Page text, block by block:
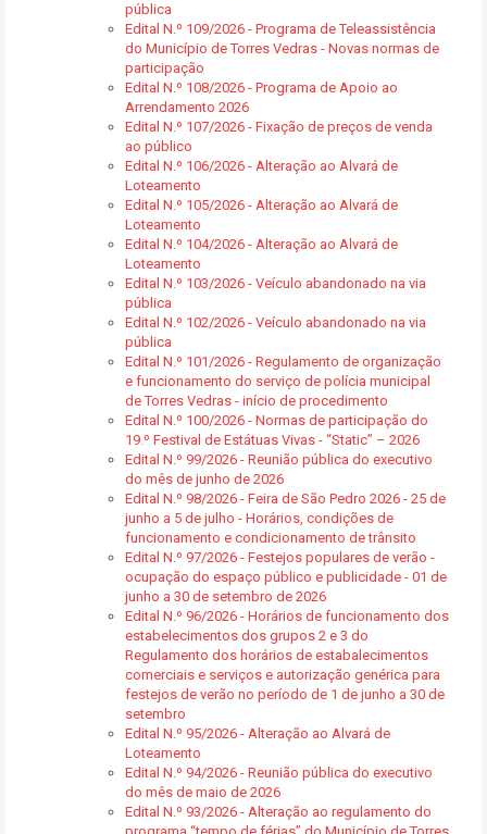
pública
Edital N.º 109/2026 - Programa de Teleassistência
do Município de Torres Vedras - Novas normas de
participação
Edital N.º 108/2026 - Programa de Apoio ao
Arrendamento 2026
Edital N.º 107/2026 - Fixação de preços de venda
ao público
Edital N.º 106/2026 - Alteração ao Alvará de
Loteamento
Edital N.º 105/2026 - Alteração ao Alvará de
Loteamento
Edital N.º 104/2026 - Alteração ao Alvará de
Loteamento
Edital N.º 103/2026 - Veículo abandonado na via
pública
Edital N.º 102/2026 - Veículo abandonado na via
pública
Edital N.º 101/2026 - Regulamento de organização
e funcionamento do serviço de polícia municipal
de Torres Vedras - início de procedimento
Edital N.º 100/2026 - Normas de participação do
19.º Festival de Estátuas Vivas - “Static” – 2026
Edital N.º 99/2026 - Reunião pública do executivo
do mês de junho de 2026
Edital N.º 98/2026 - Feira de São Pedro 2026 - 25 de
junho a 5 de julho - Horários, condições de
funcionamento e condicionamento de trânsito
Edital N.º 97/2026 - Festejos populares de verão -
ocupação do espaço público e publicidade - 01 de
junho a 30 de setembro de 2026
Edital N.º 96/2026 - Horários de funcionamento dos
estabelecimentos dos grupos 2 e 3 do
Regulamento dos horários de estabalecimentos
comerciais e serviços e autorização genérica para
festejos de verão no período de 1 de junho a 30 de
setembro
Edital N.º 95/2026 - Alteração ao Alvará de
Loteamento
Edital N.º 94/2026 - Reunião pública do executivo
do mês de maio de 2026
Edital N.º 93/2026 - Alteração ao regulamento do